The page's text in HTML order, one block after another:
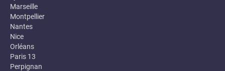
Marseille
Montpellier
Nantes
Nice
Orléans
Paris 13
Perpignan